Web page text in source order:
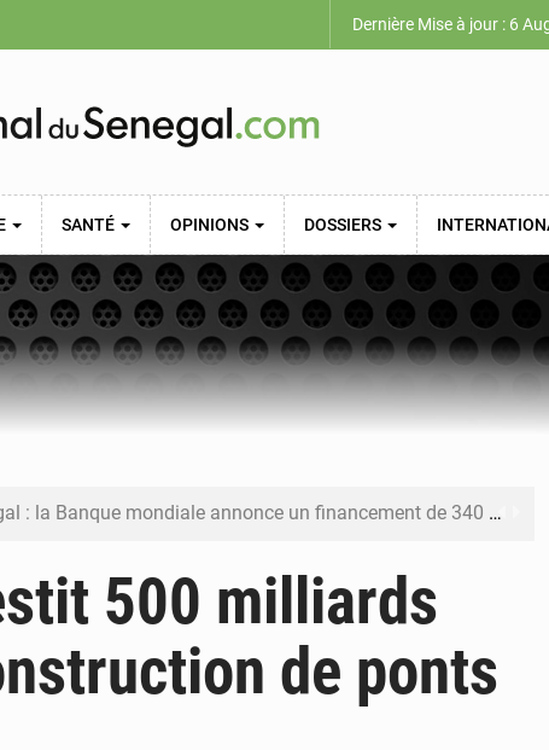
Dernière Mise à jour : 6
SANTÉ OPINIONS DOSSIERS
mondiale annonce un financement de 340 milliards FCFA pour soutenir les priorités de la Vision Sénégal 2050
subventions à l’énergie bondissent à 729 milliards FCFA pour contenir les prix des carburants et de l’électricité
le niveau du fleuve Sénégal poursuit sa montée à Podor, les autorités appellent à la vigilance
Ousmane Diagne prêtera serment le 11 août comme président du Conseil constitutionnel
500 milliards
de ponts